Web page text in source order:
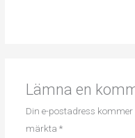
Lämna en
Din e-postadress kommer
märkta *